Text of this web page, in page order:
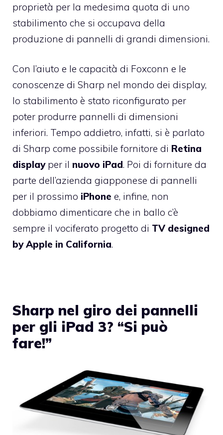
proprietà per la medesima quota di uno
stabilimento che si occupava della
produzione di pannelli di grandi dimensioni.
Con l’aiuto e le capacità di Foxconn e le
conoscenze di Sharp nel mondo dei display,
lo stabilimento è stato riconfigurato per
poter produrre pannelli di dimensioni
inferiori. Tempo addietro, infatti, si è parlato
di Sharp come possibile fornitore di Retina
displayper il nuovo iPad. Poi di forniture da
parte dell’azienda giapponese di pannelli
per il prossimo iPhone e, infine, non
dobbiamo dimenticare che in ballo c’è
sempre il vociferato progetto di TV designed
by Apple in California.
Sharp nel giro dei pannelli
per gli iPad 3? “Si può
fare!”